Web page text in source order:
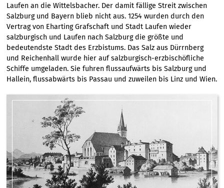
Laufen an die Wittelsbacher. Der damit fällige Streit zwischen
Salzburg und Bayern blieb nicht aus. 1254 wurden durch den
Vertrag von Eharting Grafschaft und Stadt Laufen wieder
salzburgisch und Laufen nach Salzburg die größte und
bedeutendste Stadt des Erzbistums. Das Salz aus Dürrnberg
und Reichenhall wurde hier auf salzburgisch-erzbischöfliche
Schiffe umgeladen. Sie fuhren flussaufwärts bis Salzburg und
Hallein, flussabwärts bis Passau und zuweilen bis Linz und Wien.